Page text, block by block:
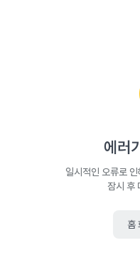
에러
일시적인 오류로
잠시 후
홈